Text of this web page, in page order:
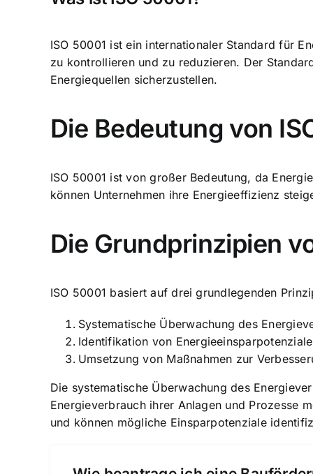
ISO 50001 ist ein internationaler Standard für
zu kontrollieren und zu reduzieren. Der
Energiequellen sicherzustellen.
Die Bedeutung von
ISO 50001 ist von großer Bedeutung, da
können Unternehmen ihre Energieeffizienz
Die Grundprinzipien
ISO 50001 basiert auf drei grundlegenden
Systematische Überwachung des
Identifikation von
Umsetzung von Maßnahmen zur
Die systematische Überwachung des
Energieverbrauch ihrer Anlagen und Prozesse
und können mögliche Einsparpotenziale